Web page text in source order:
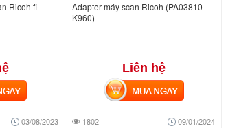
Ricoh fi-
03/08/2023
Adapter máy scan Ricoh (PA03810-
K960)
Liên hệ
1802 09/01/2024
MUA NGAY